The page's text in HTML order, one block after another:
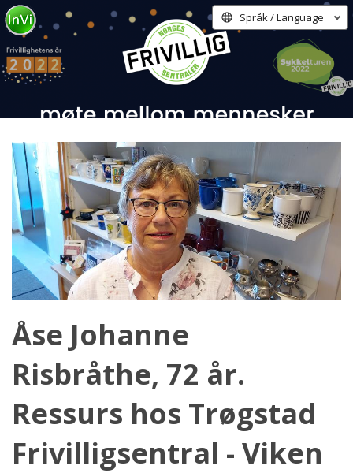
Språk / Language
Åse Johanne
Risbråthe, 72 år.
Ressurs hos Trøgstad
Frivilligsentral - Viken